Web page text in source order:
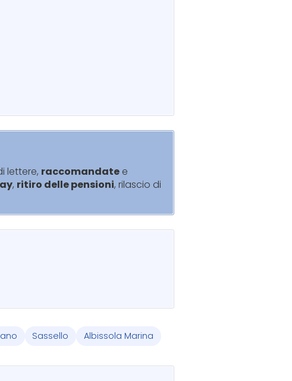
lettere, raccomandate e
, ritiro delle pensioni, rilascio di
Sassello
Albissola Marina